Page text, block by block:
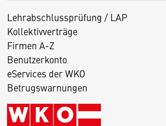
Lehrabschlussprüfung / LAP
Kollektivverträge
Firmen A-Z
Benutzerkonto
eServices der WKO
Betrugswarnungen